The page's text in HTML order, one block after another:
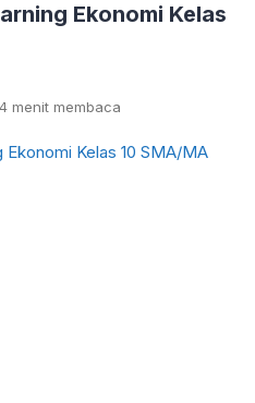
Ekonomi Kelas
4 menit membaca